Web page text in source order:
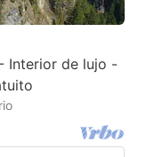
Interior de lujo -